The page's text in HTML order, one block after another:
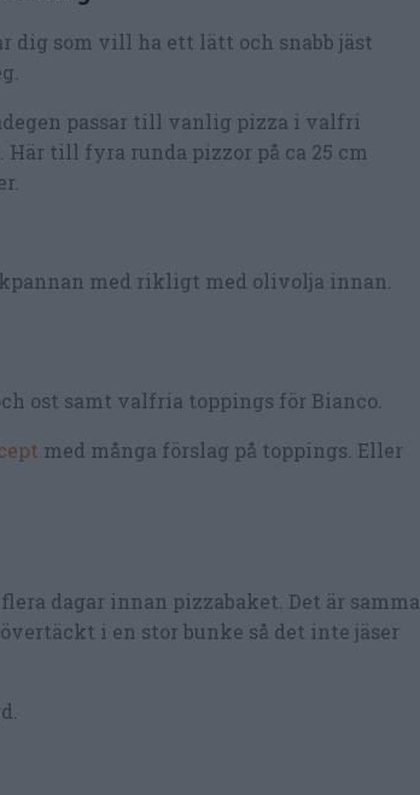
dig som vill ha ett lätt och snabb jäst
passar till vanlig pizza i valfri
Här till fyra runda pizzor på ca 25 cm
med rikligt med olivolja innan.
ost samt valfria toppings för Bianco.
med många förslag på toppings. Eller
dagar innan pizzabaket. Det är samma
i en stor bunke så det inte jäser